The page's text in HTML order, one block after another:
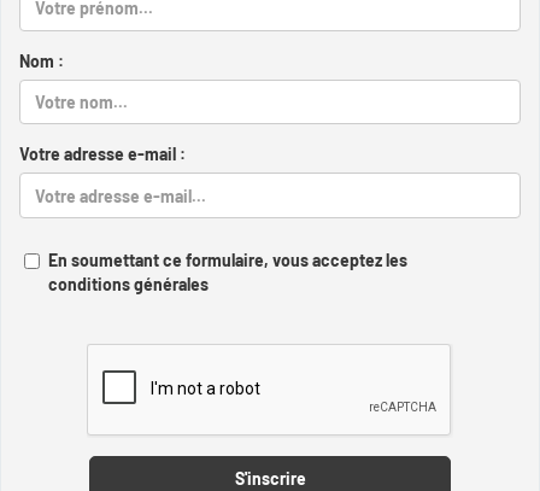
Nom :
Votre adresse e-mail :
En soumettant ce formulaire, vous acceptez les
conditions générales
S'inscrire